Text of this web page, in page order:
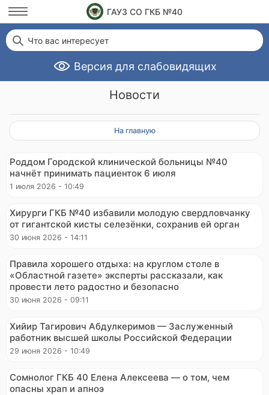
ГАУЗ СО ГКБ №40
Версия для слабовидящих
Что вас интересует
Новости
На главную
Роддом Городской клинической больницы №40
начнёт принимать пациенток 6 июля
1 июля 2026 - 10:49
Хирурги ГКБ №40 избавили молодую свердловчанку
от гигантской кисты селезёнки, сохранив ей орган
30 июня 2026 - 14:11
Правила хорошего отдыха: на круглом столе в
«Областной газете» эксперты рассказали, как
провести лето радостно и безопасно
30 июня 2026 - 09:11
Хийир Тагирович Абдулкеримов — Заслуженный
работник высшей школы Российской Федерации
29 июня 2026 - 10:49
Сомнолог ГКБ 40 Елена Алексеева — о том, чем
опасны храп и апноэ